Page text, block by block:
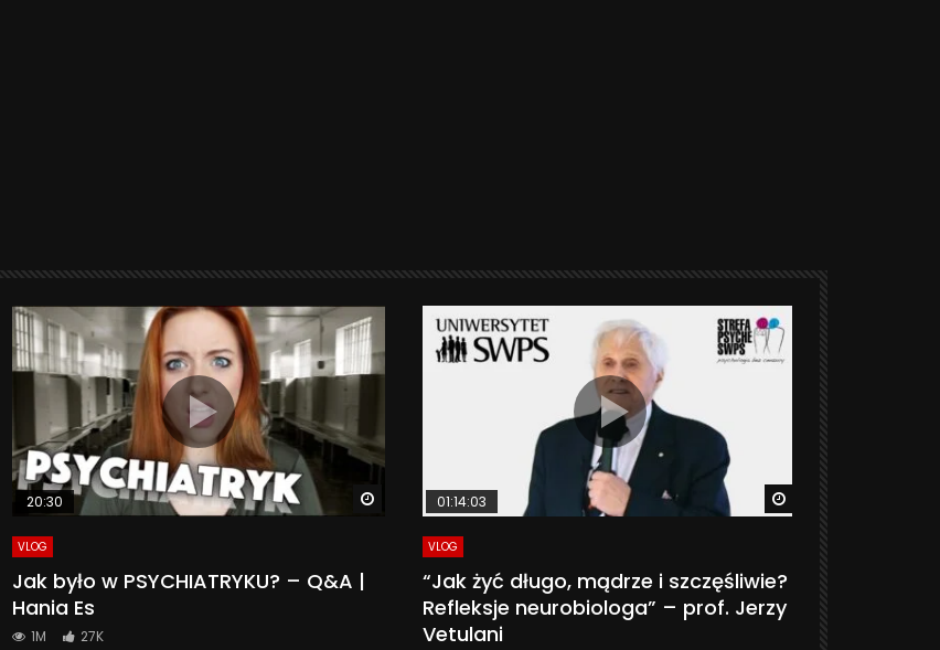
Watch Later
20:30
VLOG
Jak było w PSYCHIATRYKU? – Q&A |
Hania Es
1M 27K
Watch Later
01:14:03
VLOG
“Jak żyć długo, mądrze i szczęśliwie?
Refleksje neurobiologa” – prof. Jerzy
Vetulani